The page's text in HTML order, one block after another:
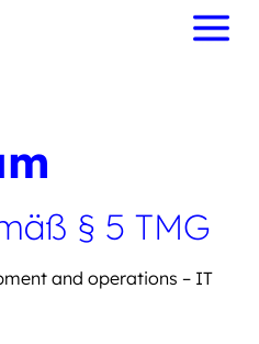
§ 5 TMG
and operations – IT